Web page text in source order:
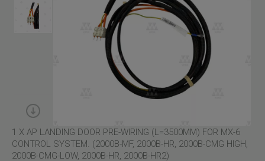
1 X AP LANDING DOOR PRE-WIRING (L=3500MM) FOR MX-6
CONTROL SYSTEM. (2000B-MF, 2000B-HR, 2000B-CMG HIGH,
2000B-CMG-LOW, 2000B-HR, 2000B-HR2)